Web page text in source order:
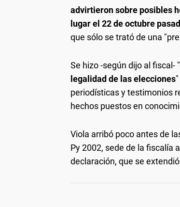
advirtieron sobre posibles
lugar el 22 de octubre
que sólo se trató de una
Se hizo -según dijo al fiscal-
legalidad de las elecciones
periodísticas y testimonios
hechos puestos en
Viola arribó poco antes de
Py 2002, sede de la fiscalía
declaración, que se